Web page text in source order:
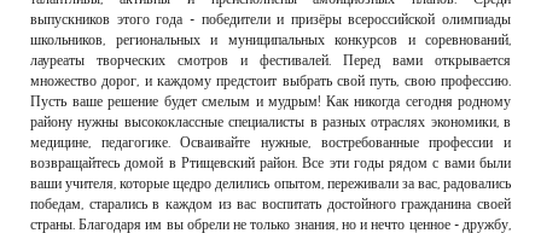
выпускников этого года - победители и призёры всероссийской олимпиады
школьников, региональных и муниципальных конкурсов и соревнований,
лауреаты творческих смотров и фестивалей. Перед вами открывается
множество дорог, и каждому предстоит выбрать свой путь, свою профессию.
Пусть ваше решение будет смелым и мудрым! Как никогда сегодня родному
району нужны высококлассные специалисты в разных отраслях экономики, в
медицине, педагогике. Осваивайте нужные, востребованные профессии и
возвращайтесь домой в Ртищевский район. Все эти годы рядом с вами были
ваши учителя, которые щедро делились опытом, переживали за вас, радовались
победам, старались в каждом из вас воспитать достойного гражданина своей
страны. Благодаря им вы обрели не только знания, но и нечто ценное - дружбу,